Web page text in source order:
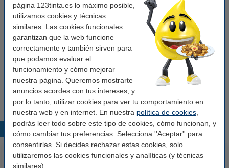
página 123tinta.es lo máximo posible,
utilizamos cookies y técnicas
similares. Las cookies funcionales
garantizan que la web funcione
correctamente y también sirven para
que podamos evaluar el
funcionamiento y cómo mejorar
nuestra página. Queremos mostrarte
anuncios acordes con tus intereses, y
por lo tanto, utilizar cookies para ver tu comportamiento en
nuestra web y en internet. En nuestra política de cookies
podrás leer todo sobre este tipo de cookies, cómo funcionan, y
cómo cambiar tus preferencias. Selecciona ''Aceptar'' para
consentirlas. Si decides rechazar estas cookies, solo
utilizaremos las cookies funcionales y analíticas (y técnicas
similares).
Velocidad descarga: 480
Amperaje: 1.0 A
Núm. de item:
Consejo
Te recomendamos comprar este cable 123tinta y ahorrar costes.
Productos destacados